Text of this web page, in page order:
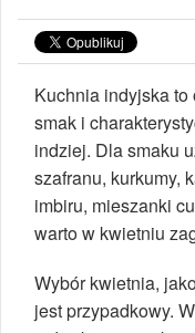
Kuchnia indyjska to
smak i
indziej. Dla smaku
szafranu, kurkumy,
imbiru, mieszanki
warto w kwietniu
Wybór kwietnia,
jest przypadkowy.